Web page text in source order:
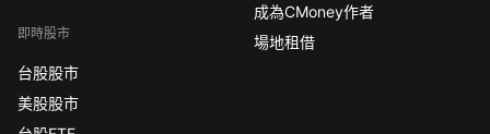
即時股市
台股股市
美股股市
成為CMoney作者
場地租借